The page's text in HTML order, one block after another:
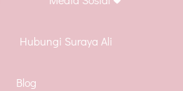
Hubungi Suraya Ali
Blog